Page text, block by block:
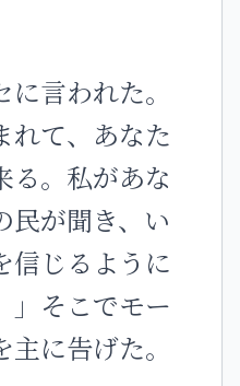
言われた。
れて、あなた
る。私があな
民が聞き、い
信じるように
」そこでモー
に告げた。